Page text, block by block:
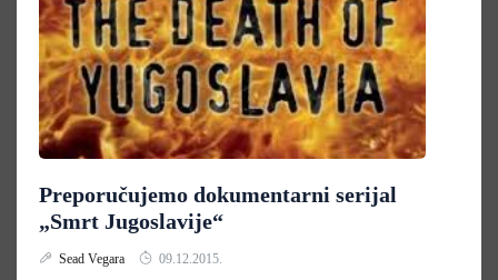
Preporučujemo dokumentarni serijal
„Smrt Jugoslavije“
Sead Vegara 09.12.2015.